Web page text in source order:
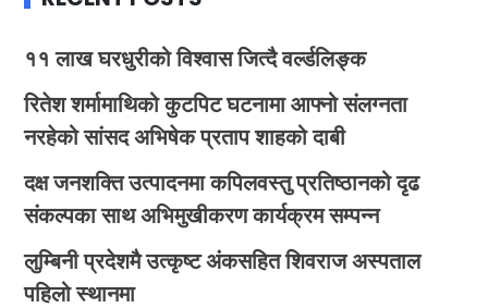
११ लाख घरधुरीको विश्वास जित्दै वर्ल्डलिङ्क
रितेश शर्मामाथिको कुटपिट घटनामा आफ्नो संलग्नता
नरहेको सांसद अभिषेक प्रताप शाहको दाबी
दक्ष जनशक्ति उत्पादनमा कपिलवस्तु प्रतिष्ठानको दृढ
संकल्पका साथ अभिमुखीकरण कार्यक्रम सम्पन्न
लुम्बिनी प्रदेशमै उत्कृष्ट अंकसहित शिवराज अस्पताल
पहिलो स्थानमा